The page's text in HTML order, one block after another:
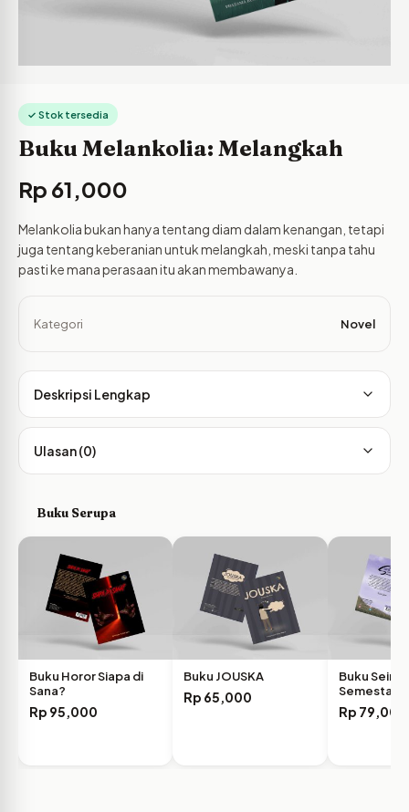
✓ Stok tersedia
Buku Melankolia: Melangkah
Rp 61,000
Melankolia bukan hanya tentang diam dalam kenangan, tetapi
juga tentang keberanian untuk melangkah, meski tanpa tahu
pasti ke mana perasaan itu akan membawanya.
Kategori Novel
Deskripsi Lengkap
Ulasan (0)
Buku Serupa
Buku Horor Siapa di
Sana?
Rp 95,000
Buku JOUSKA
Rp 65,000
Buku Seiris
Semesta
Rp 79,000